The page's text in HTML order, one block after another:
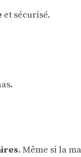
et sécurisé.
. Même si la